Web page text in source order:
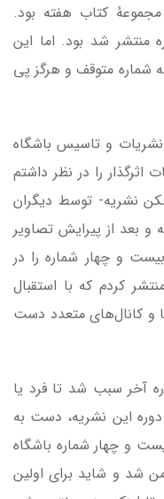
مجموعهٔ کتاب هفته بود.
منتشر شد بود. اما این
شماره متوقف و هرگز پی
و تاسیس باشگاه
اثرگذار را در نظر داشتم
نشریه- توسط دیگران
و بعد از پیرایش تصاویر
و چهار شماره را در
کردم که با استقبال
و کانال‌های متعدد دست
آخر سبب شد تا فرد یا
دوره این نشریه، دست به
و چهار شماره باشگاه
شد و شاید برای اولین